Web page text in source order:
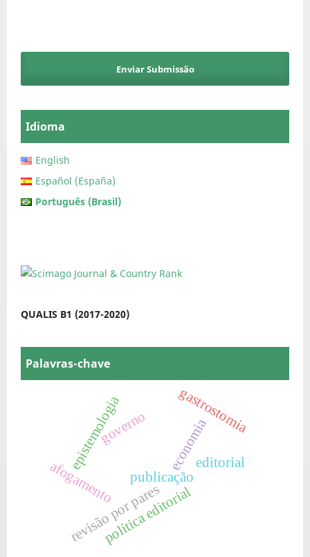
Enviar Submissão
Idioma
English
Español (España)
Português (Brasil)
QUALIS B1 (2017-2020)
Palavras-chave
editorial
publicação
economia
governo
epistemologia
revisão por pares
política editorial
gastrostomia
afogamento